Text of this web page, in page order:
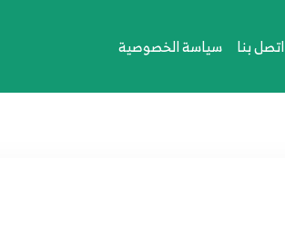
اتصل بنا سياسة الخصوصية